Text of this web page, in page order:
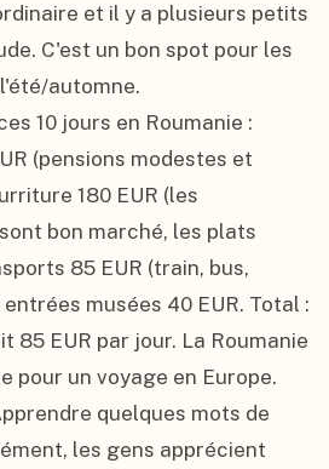
et il y a plusieurs petits
C'est un bon spot pour les
automne.
10 jours en Roumanie :
(pensions modestes et
180 EUR (les
bon marché, les plats
85 EUR (train, bus,
musées 40 EUR. Total :
85 EUR par jour. La Roumanie
pour un voyage en Europe.
quelques mots de
les gens apprécient